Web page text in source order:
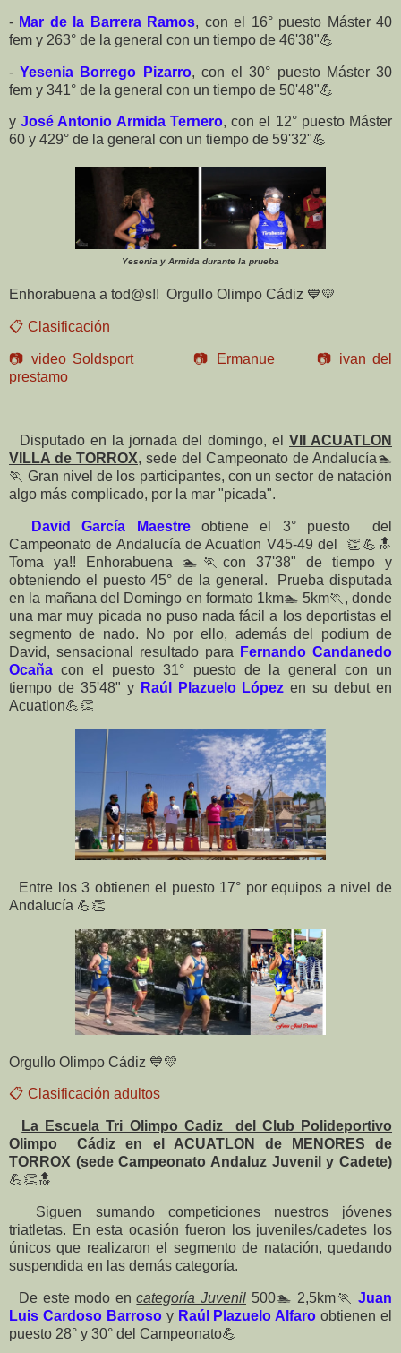
- Mar de la Barrera Ramos, con el 16° puesto Máster 40
fem y 263° de la general con un tiempo de 46'38"💪
-Yesenia Borrego Pizarro, con el 30° puesto Máster 30
fem y 341° de la general con un tiempo de 50'48"💪
yJosé Antonio Armida Ternero, con el 12° puesto Máster
60 y 429° de la general con un tiempo de 59'32"💪
Yesenia y Armida durante la prueba
Enhorabuena a tod@s!! Orgullo Olimpo Cádiz 💙💛
📋 Clasificación
📷 video Soldsport 📷 Ermanue
📷 ivan del
prestamo
Disputado en la jornada del domingo, el VII ACUATLON
VILLA de TORROX, sede del Campeonato de Andalucía🏊
🏃 Gran nivel de los participantes, con un sector de natación
algo más complicado, por la mar "picada".
David García Maestreobtiene el 3° puesto del
Campeonato de Andalucía de Acuatlon V45-49 del 👏💪🔝
Toma ya!! Enhorabuena 🏊🏃con 37'38" de tiempo y
obteniendo el puesto 45° de la general. Prueba disputada
en la mañana del Domingo en formato 1km🏊 5km🏃, donde
una mar muy picada no puso nada fácil a los deportistas el
segmento de nado. No por ello, además del podium de
David, sensacional resultado para
Fernando Candanedo
Ocaña con el puesto 31° puesto de la general con un
tiempo de 35'48" y Raúl Plazuelo López en su debut en
Acuatlon💪👏
Entre los 3 obtienen el puesto 17° por equipos a nivel de
Andalucía 💪👏
Orgullo Olimpo Cádiz 💙💛
📋 Clasificación adultos
La Escuela Tri Olimpo Cadiz del Club Polideportivo
Olimpo Cádiz en el ACUATLON de MENORES de
TORROX (sede Campeonato Andaluz Juvenil y Cadete)
💪👏🔝
Siguen sumando competiciones nuestros jóvenes
triatletas. En esta ocasión fueron los juveniles/cadetes los
únicos que realizaron el segmento de natación, quedando
suspendida en las demás categoría.
De este modo encategoría Juvenil 500🏊 2,5km🏃Juan
Luis Cardoso Barrosoy Raúl Plazuelo Alfaro obtienen el
puesto 28° y 30° del Campeonato💪